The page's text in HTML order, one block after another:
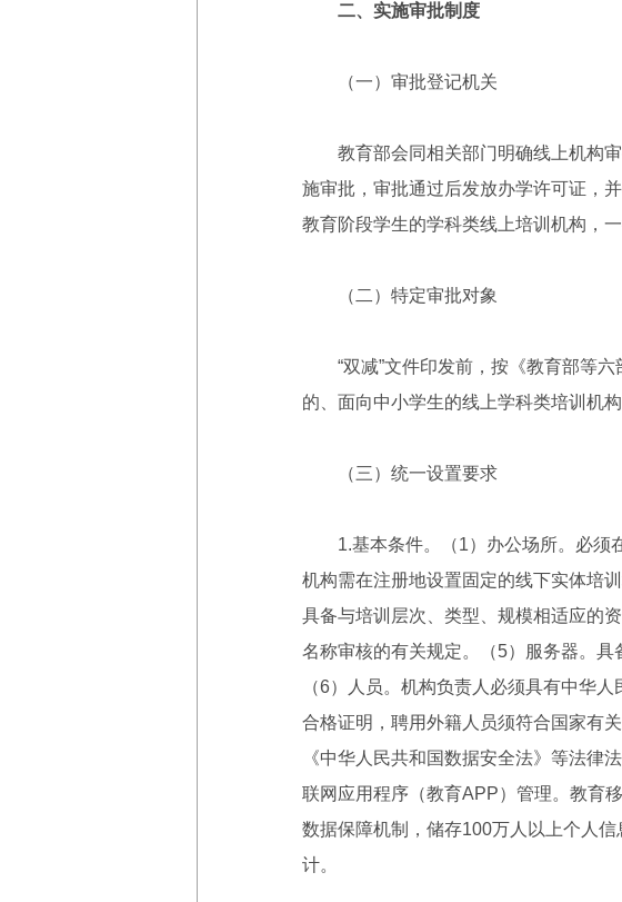
二、实施审批制度
（一）审批登记机关
教育部会同相关部门明确线上机构审
施审批，审批通过后发放办学许可证，
教育阶段学生的学科类线上培训机构，
（二）特定审批对象
“双减”文件印发前，按《教育部等六
的、面向中小学生的线上学科类培训机构
（三）统一设置要求
1.基本条件。（1）办公场所。必须在
机构需在注册地设置固定的线下实体培
具备与培训层次、类型、规模相适应的
名称审核的有关规定。（5）服务器。具
（6）人员。机构负责人必须具有中华
合格证明，聘用外籍人员须符合国家有
《中华人民共和国数据安全法》等法律
联网应用程序（教育APP）管理。教育
数据保障机制，储存100万人以上个人
计。